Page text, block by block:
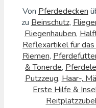
Von Pferdedecken
zu Beinschutz,
Fliegenhauben,
Reflexartikel für
Riemen,
& Tonerde,
Putzzeug, Haar-,
Erste Hilfe &